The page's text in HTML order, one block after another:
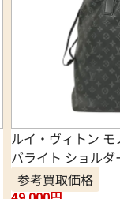
ルイ・ヴィトン
バライト ショル
参考買取価格